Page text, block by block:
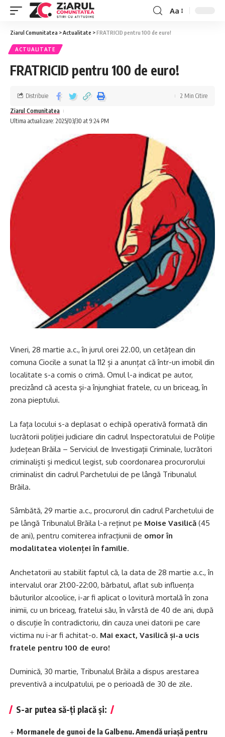
Aa
Ziarul Comunitatea >Actualitate >FRATRICID pentru 100 de euro!
ACTUALITATE
FRATRICID pentru 100 de euro!
Ultima actualizare: 2025/03/30 at 9:24 PM
Ziarul Comunitatea
Distribuie 2 Min Citire
Vineri, 28 martie a.c., în jurul orei 22.00, un cetățean din
comuna Ciocile a sunat la 112 și a anunțat că într-un imobil din
localitate s-a comis o crimă. Omul l-a indicat pe autor,
precizând că acesta și-a înjunghiat fratele, cu un briceag, în
zona pieptului.
La fața locului s-a deplasat o echipă operativă formată din
lucrătorii poliției judiciare din cadrul Inspectoratului de Poliție
Județean Brăila – Serviciul de Investigații Criminale, lucrători
criminaliști și medicul legist, sub coordonarea procurorului
criminalist din cadrul Parchetului de pe lângă Tribunalul
Brăila.
Sâmbătă, 29 martie a.c., procurorul din cadrul Parchetului de
pe lângă Tribunalul Brăila l-a reținut pe Moise Vasilică (45
de ani), pentru comiterea infracțiunii de omor în
modalitatea violenței în familie.
Anchetatorii au stabilit faptul că, la data de 28 martie a.c., în
intervalul orar 21:00-22:00, bărbatul, aflat sub influența
băuturilor alcoolice, i-ar fi aplicat o lovitură mortală în zona
inimii, cu un briceag, fratelui său, în vârstă de 40 de ani, după
o discuție în contradictoriu, din cauza unei datorii pe care
victima nu i-ar fi achitat-o. Mai exact, Vasilică și-a ucis
fratele pentru 100 de euro!
Duminică, 30 martie, Tribunalul Brăila a dispus arestarea
preventivă a inculpatului, pe o perioadă de 30 de zile.
S-ar putea să-ți placă și:
Mormanele de gunoi de la Galbenu. Amendă uriașă pentru